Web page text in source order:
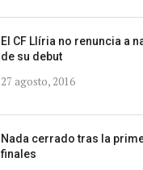
El CF Llíria no renuncia a
de su debut
27 agosto, 2016
Nada cerrado tras la
finales